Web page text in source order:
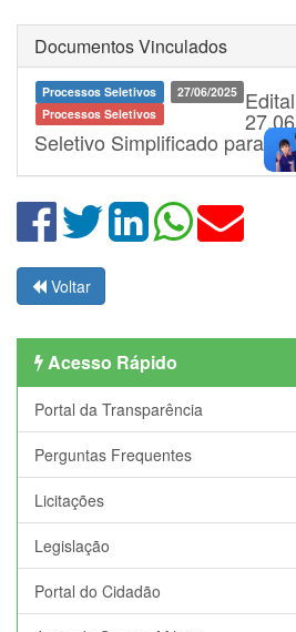
Documentos Vinculados
Processos Seletivos
27/06/2025
Processos Seletivos
Seletivo Simplificado para
Voltar
Acesso Rápido
Portal da Transparência
Perguntas Frequentes
Licitações
Legislação
Portal do Cidadão